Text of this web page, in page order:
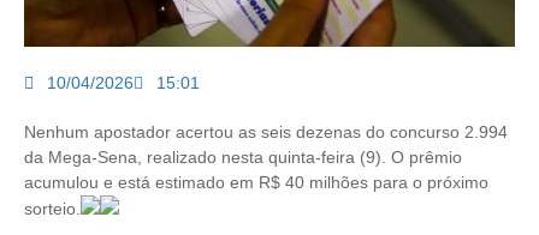
10/04/2026 15:01
Nenhum apostador acertou as seis dezenas do concurso 2.994
da Mega-Sena, realizado nesta quinta-feira (9). O prêmio
acumulou e está estimado em R$ 40 milhões para o próximo
sorteio.